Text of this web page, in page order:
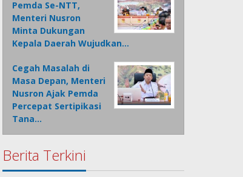
Pemda Se-NTT,
Menteri Nusron
Minta Dukungan
Kepala Daerah Wujudkan…
Cegah Masalah di
Masa Depan, Menteri
Nusron Ajak Pemda
Percepat Sertipikasi
Tana…
Berita Terkini